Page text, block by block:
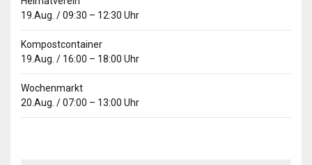
19.Aug. /09:30 – 12:30 Uhr
Kompostcontainer
19.Aug. / 16:00 – 18:00 Uhr
Wochenmarkt
20.Aug. /07:00 – 13:00 Uhr